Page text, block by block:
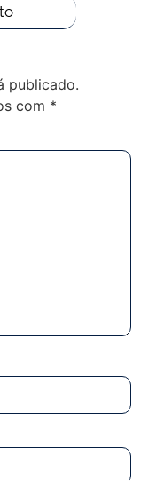
publicado.
com *